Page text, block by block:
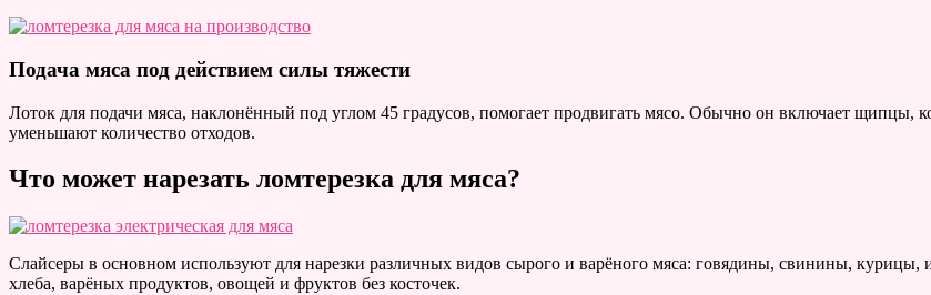
Подача мяса под действием силы тяжести
Лоток для подачи мяса, наклонённый под углом 45 градусов, помогает продвигать мясо. Обычно он включает щипцы,
уменьшают количество отходов.
Что может нарезать ломтерезка для мяса?
Слайсеры в основном используют для нарезки различных видов сырого и варёного мяса: говядины, свинины,
хлеба, варёных продуктов, овощей и фруктов без косточек.